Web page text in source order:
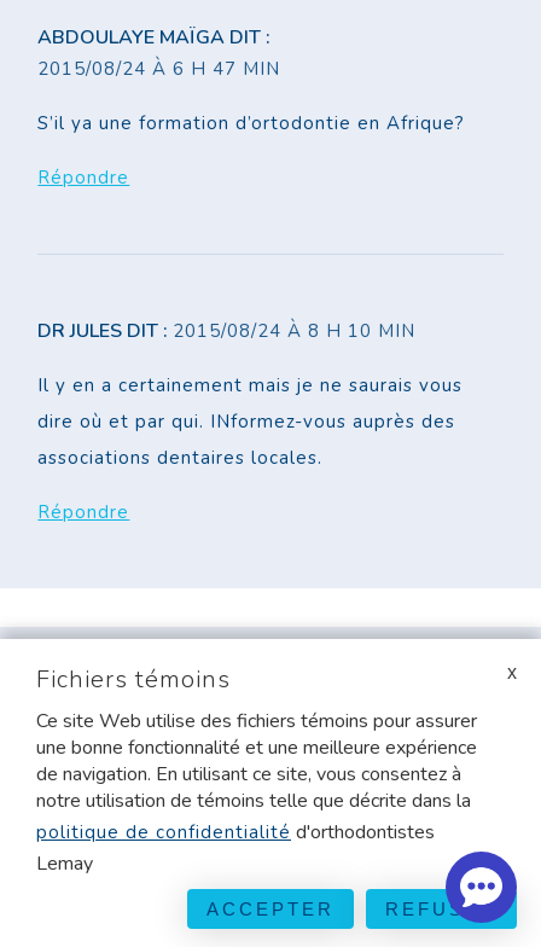
ABDOULAYE MAÏGA DIT :
2015/08/24 À 6 H 47 MIN
S’il ya une formation d’ortodontie en Afrique?
Répondre
DR JULES DIT : 2015/08/24 À 8 H 10 MIN
Il y en a certainement mais je ne saurais vous
dire où et par qui. INformez-vous auprès des
associations dentaires locales.
Répondre
Qui consulter en premier?
Ma fille a besoin de recevoir de l’aide dentaire.
Elle a toujours mal aux dents. Ça devient
vraiment difficile pour elle et je veux l’aider. Je
voulais seulement savoir s’il faut aller voir un
Fichiers témoins
Ce site Web utilise des fichiers témoins pour assurer
une bonne fonctionnalité et une meilleure expérience
de navigation. En utilisant ce site, vous consentez à
notre utilisation de témoins telle que décrite dans la
politique de confidentialité d'orthodontistes
Lemay
ACCEPTER REFUSER